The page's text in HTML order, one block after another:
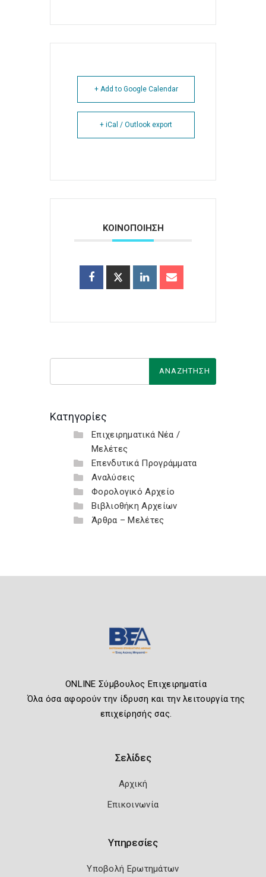
+ Add to Google Calendar
+ iCal / Outlook export
ΚΟΙΝΟΠΟΙΗΣΗ
Κατηγορίες
Επιχειρηματικά Νέα /
Μελέτες
Επενδυτικά Προγράμματα
Αναλύσεις
Φορολογικό Αρχείο
Βιβλιοθήκη Αρχείων
Άρθρα – Μελέτες
ONLINE Σύμβουλος Επιχειρηματία
Όλα όσα αφορούν την ίδρυση και την λειτουργία της
επιχείρησής σας.
Σελίδες
Αρχική
Επικοινωνία
Υπηρεσίες
Υποβολή Ερωτημάτων